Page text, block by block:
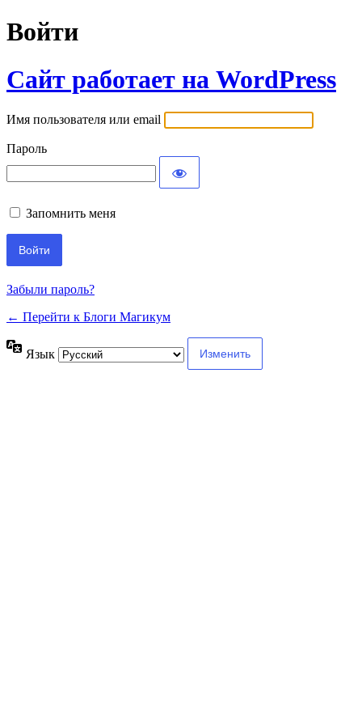
Войти
Сайт работает на WordPress
Имя пользователя или email
Пароль
Запомнить меня
Забыли пароль?
← Перейти к Блоги Магикум
Язык